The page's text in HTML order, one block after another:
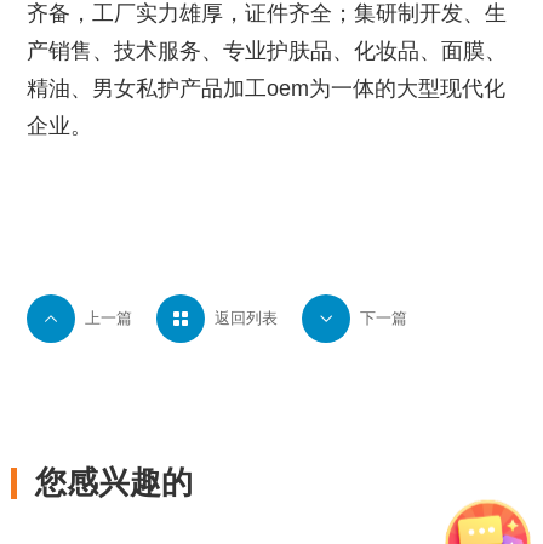
 上一篇  返回列表  下一篇
齐备，工厂实力雄厚，证件齐全；集研制开发、生
产销售、技术服务、专业护肤品、化妆品、面膜、
精油、男女私护产品加工oem为一体的大型现代化
企业。
您感兴趣的